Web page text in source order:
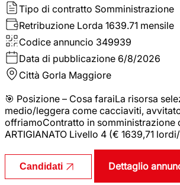
Tipo di contratto Somministrazione
Retribuzione Lorda 1639.71 mensile
Codice annuncio 349939
Data di pubblicazione 6/8/2026
Città Gorla Maggiore
🎯 Posizione – Cosa faraiLa risorsa
medio/leggera come cacciaviti,
offriamoContratto in somministrazione
ARTIGIANATO Livello 4 (€ 1639,71
Candidati Dettaglio